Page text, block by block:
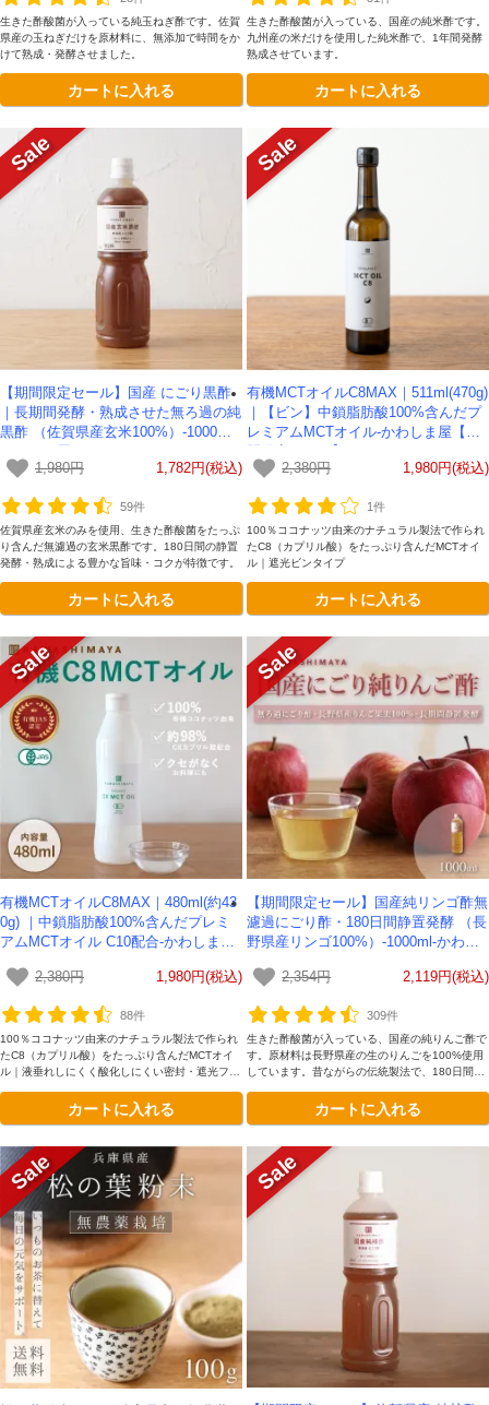
生きた酢酸菌が入っている純玉ねぎ酢です。佐賀
県産の玉ねぎだけを原材料に、無添加で時間をか
けて熟成・発酵させました。
カートに入れる
生きた酢酸菌が入っている、国産の純米酢です。
九州産の米だけを使用した純米酢で、1年間発酵
熟成させています。
カートに入れる
【期間限定セール】国産 にごり黒酢
｜長期間発酵・熟成させた無ろ過の純
黒酢 （佐賀県産玄米100%）-1000ml-
1,980円
1,782円(税込)
59件
佐賀県産玄米のみを使用、生きた酢酸菌をたっぷ
り含んだ無濾過の玄米黒酢です。180日間の静置
発酵・熟成による豊かな旨味・コクが特徴です。
カートに入れる
有機MCTオイルC8MAX｜511ml(470g)
｜【ビン】中鎖脂肪酸100%含んだプ
レミアムMCTオイル-かわしま屋【期
2,380円
1,980円(税込)
1件
100％ココナッツ由来のナチュラル製法で作られ
たC8（カプリル酸）をたっぷり含んだMCTオイ
ル｜遮光ビンタイプ
カートに入れる
有機MCTオイルC8MAX｜480ml(約43
0g) ｜中鎖脂肪酸100%含んだプレミ
アムMCTオイル C10配合-かわしま屋
2,380円
1,980円(税込)
88件
100％ココナッツ由来のナチュラル製法で作られ
たC8（カプリル酸）をたっぷり含んだMCTオイ
ル｜液垂れしにくく酸化しにくい密封・遮光フレ
カートに入れる
【期間限定セール】国産純リンゴ酢無
濾過にごり酢・180日間静置発酵 （長
野県産リンゴ100%）-1000ml-かわし
2,354円
2,119円(税込)
309件
生きた酢酸菌が入っている、国産の純りんご酢で
す。原材料は長野県産の生のりんごを100%使用
しています。昔ながらの伝統製法で、180日間静
が生きており、飲みやすいのが特徴です
カートに入れる
新規会員様限定
今すぐ使える300 円OFFクーポンを
ご用意しました🎁
会員登録ありがとうございます！
＼ ご登録の感謝を込めて ／
新規会員様限定 特典クーポン
300円OFF